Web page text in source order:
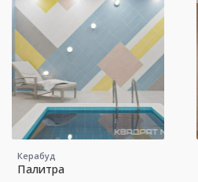
Керабуд
Палитра